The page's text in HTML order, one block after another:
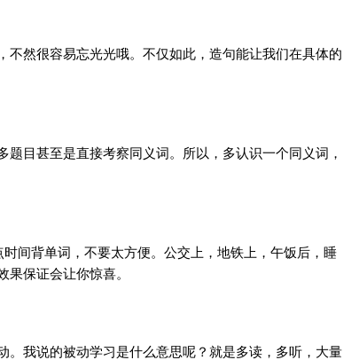
然很容易忘光光哦。不仅如此，造句能让我们在具体的
题目甚至是直接考察同义词。所以，多认识一个同义词，
时间背单词 ，不要太方便。公交上，地铁上，午饭后，睡
保证会让你惊喜。
。我说的被动学习是什么意思呢？就是多读，多听，大量